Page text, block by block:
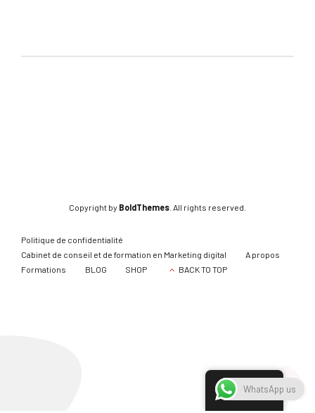
Copyright by BoldThemes . All rights reserved.
Politique de confidentialité
Cabinet de conseil et de formation en Marketing digital
A propos
Formations
BLOG SHOP BACK TO TOP
French
WhatsApp us